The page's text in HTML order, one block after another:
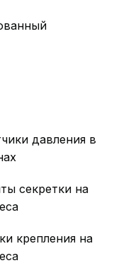
давления в
секретки на
крепления на